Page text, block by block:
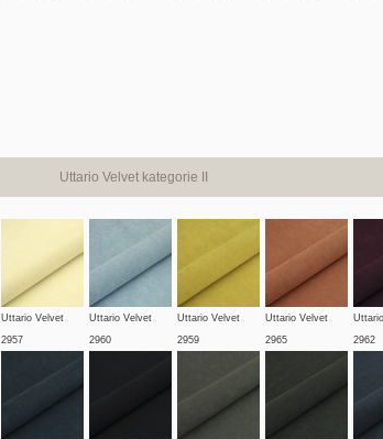
Uttario Velvet kategorie II
Uttario Velvet
2957
Uttario Velvet
2960
Uttario Velvet
2959
Uttario Velvet
2965
2962